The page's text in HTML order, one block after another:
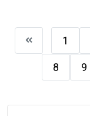
1
8 9